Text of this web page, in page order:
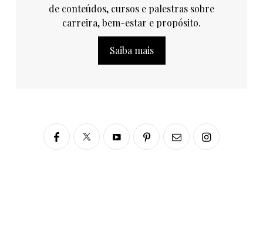
de conteúdos, cursos e palestras sobre
carreira, bem-estar e propósito.
Saiba mais